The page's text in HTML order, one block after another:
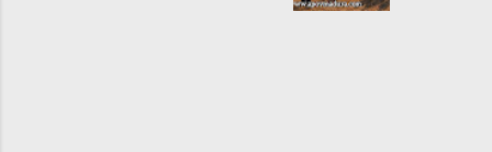
ini,
satu
atletik